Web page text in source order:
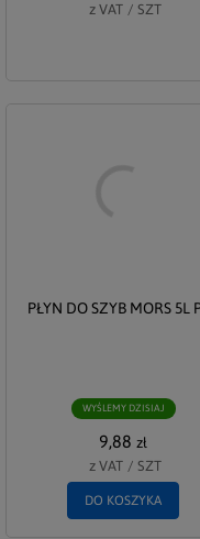
z VAT / SZT
PŁYN DO SZYB MORS 5L
WYŚLEMY DZISIAJ
9,88 zł
z VAT / SZT
DO KOSZYKA